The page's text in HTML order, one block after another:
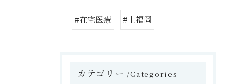
#在宅医療 #上福岡
カテゴリー Categories